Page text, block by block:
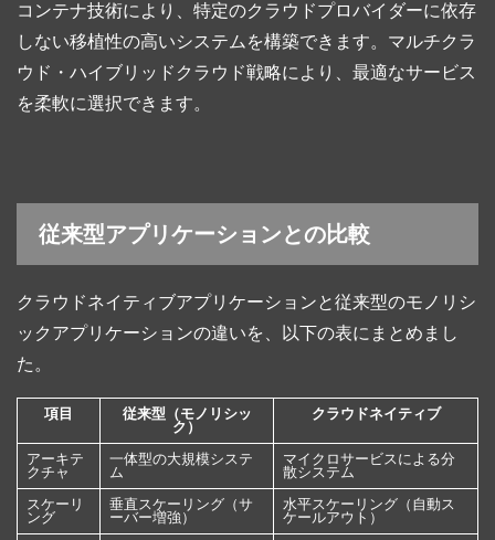
コンテナ技術により、特定のクラウドプロバイダーに依存
しない移植性の高いシステムを構築できます。マルチクラ
ウド・ハイブリッドクラウド戦略により、最適なサービス
を柔軟に選択できます。
従来型アプリケーションとの比較
クラウドネイティブアプリケーションと従来型のモノリシ
ックアプリケーションの違いを、以下の表にまとめまし
た。
項目
従来型（モノリシッ
ク）
クラウドネイティブ
アーキテ
クチャ
一体型の大規模システ
ム
マイクロサービスによる分
散システム
スケーリ
ング
垂直スケーリング（サ
ーバー増強）
水平スケーリング（自動ス
ケールアウト）